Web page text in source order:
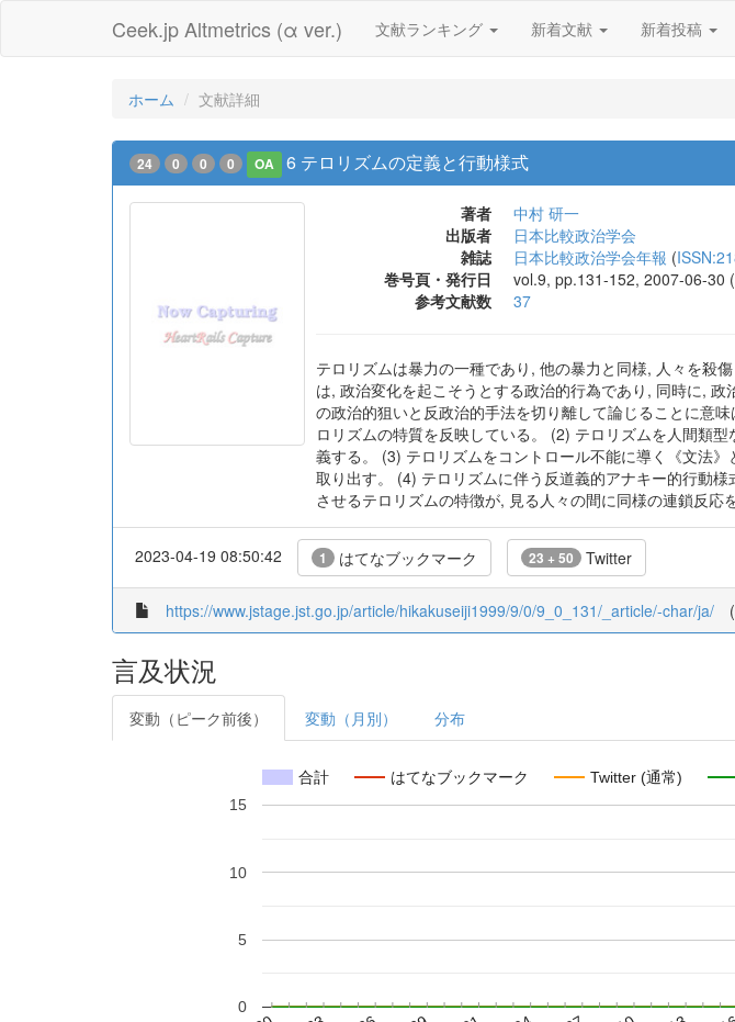
Ceek.jp Altmetrics (α ver.) 文献ランキング 新着文献 新着投稿
ホーム 文献詳細
24 0 0 0 OA 6 テロリズムの定義と行動様式
著者
中村 研一
出版者
日本比較政治学会
雑誌
日本比較政治学会年報 (
巻号頁・発行日
vol.9, pp.131-152, 2007-06-30
参考文献数
37
テロリズムは暴力の一種であり, 他の暴力と同様, 人々を殺
は, 政治変化を起こそうとする政治的行為であり, 同時に,
の政治的狙いと反政治的手法を切り離して論じることに意
ロリズムの特質を反映している。 (2) テロリズムを人間類
義する。 (3) テロリズムをコントロール不能に導く《文法
取り出す。 (4) テロリズムに伴う反道義的アナキー的行動
させるテロリズムの特徴が, 見る人々の間に同様の連鎖反応
2023-04-19 08:50:42 1 はてなブックマーク 23 + 50 Twitter
https://www.jstage.jst.go.jp/article/hikakuseiji1999/9/0/9_0_131/_article/-char/ja/ (
言及状況
変動（ピーク前後） 変動（月別） 分布
合計 はてなブックマーク Twitter (通常)
0
5
10
15